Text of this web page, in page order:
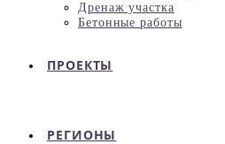
Дренаж участка
Бетонные работы
ПРОЕКТЫ
РЕГИОНЫ